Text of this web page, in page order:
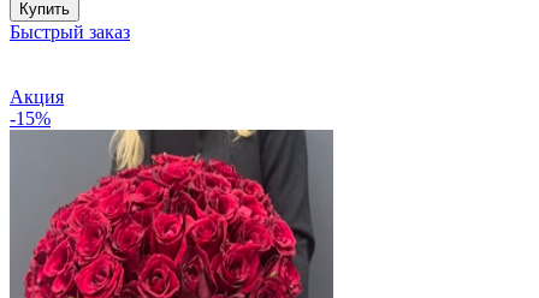
Купить
Быстрый заказ
Акция
-15%